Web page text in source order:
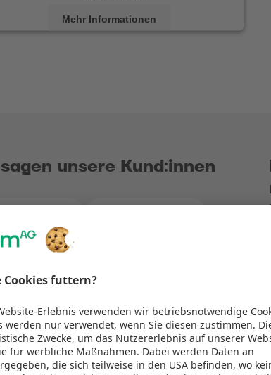
Mehr Informationen
unsere Kund:innen
Bewertungen bei Google
4.2
Bewertungen